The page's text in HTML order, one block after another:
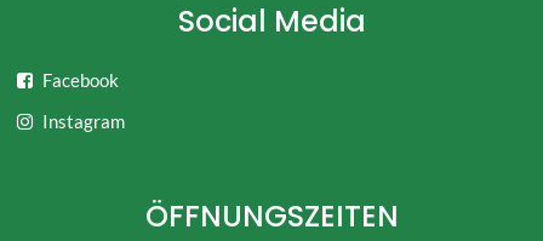
Social Media
Facebook
Instagram
ÖFFNUNGSZEITEN